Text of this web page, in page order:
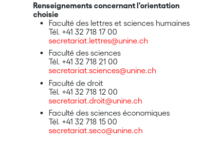
Renseignements concernant l'orientation
choisie
Faculté des lettres et sciences humaines
Tél. +41 32 718 17 00
secretariat.lettres@unine.ch
Faculté des sciences
Tél. +41 32 718 21 00
secretariat.sciences@unine.ch
Faculté de droit
Tél. +41 32 718 12 00
secretariat.droit@unine.ch
Faculté des sciences économiques
Tél. +41 32 718 15 00
secretariat.seco@unine.ch